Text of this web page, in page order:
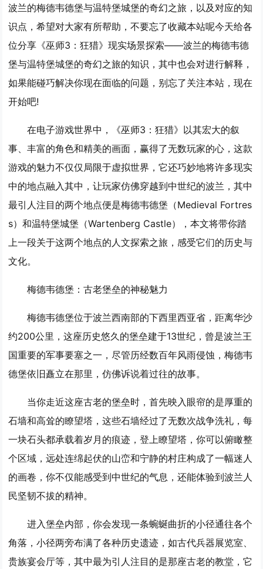
波兰的梅德韦德堡与温特堡城堡的奇幻之旅，以及对应的知
识点，希望对大家有所帮助，不要忘了收藏本站呢今天给各
位分享《巫师3：狂猎》现实场景探索——波兰的梅德韦德
堡与温特堡城堡的奇幻之旅的知识，其中也会对进行解释，
如果能碰巧解决你现在面临的问题，别忘了关注本站，现在
开始吧!
在电子游戏世界中，《巫师3：狂猎》以其宏大的叙
事、丰富的角色和精美的画面，赢得了无数玩家的心，这款
游戏的魅力不仅仅局限于虚拟世界，它还巧妙地将许多现实
中的地点融入其中，让玩家仿佛穿越到中世纪的波兰，其中
最引人注目的两个地点便是梅德韦德堡（Medieval Fortres
s）和温特堡城堡（Wartenberg Castle），本文将带你踏
上一段关于这两个地点的人文探索之旅，感受它们的历史与
文化。
梅德韦德堡：古老堡垒的神秘魅力
梅德韦德堡位于波兰西南部的下西里西亚省，距离华沙
约200公里，这座历史悠久的堡垒建于13世纪，曾是波兰王
国重要的军事要塞之一，尽管历经数百年风雨侵蚀，梅德韦
德堡依旧矗立在那里，仿佛诉说着过往的故事。
当你走近这座古老的堡垒时，首先映入眼帘的是厚重的
石墙和高耸的瞭望塔，这些石墙经过了无数次战争洗礼，每
一块石头都承载着岁月的痕迹，登上瞭望塔，你可以俯瞰整
个区域，远处连绵起伏的山峦和宁静的村庄构成了一幅迷人
的画卷，你不仅能感受到中世纪的气息，还能体验到波兰人
民坚韧不拔的精神。
进入堡垒内部，你会发现一条蜿蜒曲折的小径通往各个
角落，小径两旁布满了各种历史遗迹，如古代兵器展览室、
贵族宴会厅等，其中最为引人注目的是那座古老的教堂，它